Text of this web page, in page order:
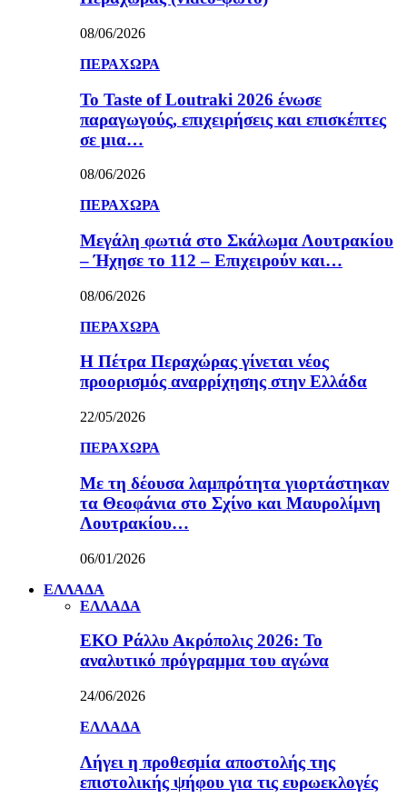
08/06/2026
ΠΕΡΑΧΩΡΑ
Το Taste of Loutraki 2026 ένωσε
παραγωγούς, επιχειρήσεις και επισκέπτες
σε μια…
08/06/2026
ΠΕΡΑΧΩΡΑ
Μεγάλη φωτιά στο Σκάλωμα Λουτρακίου
– Ήχησε το 112 – Επιχειρούν και…
08/06/2026
ΠΕΡΑΧΩΡΑ
Η Πέτρα Περαχώρας γίνεται νέος
προορισμός αναρρίχησης στην Ελλάδα
22/05/2026
ΠΕΡΑΧΩΡΑ
Με τη δέουσα λαμπρότητα γιορτάστηκαν
τα Θεοφάνια στο Σχίνο και Μαυρολίμνη
Λουτρακίου…
06/01/2026
ΕΛΛΑΔΑ
ΕΛΛΑΔΑ
ΕΚΟ Ράλλυ Ακρόπολις 2026: Το
αναλυτικό πρόγραμμα του αγώνα
24/06/2026
ΕΛΛΑΔΑ
Λήγει η προθεσμία αποστολής της
επιστολικής ψήφου για τις ευρωεκλογές